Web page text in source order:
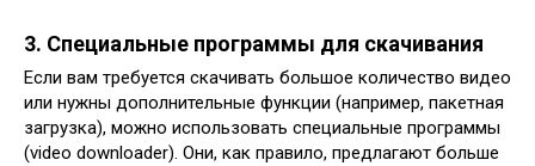
3. Специальные программы для скачивания
Если вам требуется скачивать большое количество видео
или нужны дополнительные функции (например, пакетная
загрузка), можно использовать специальные программы
(video downloader). Они, как правило, предлагают больше